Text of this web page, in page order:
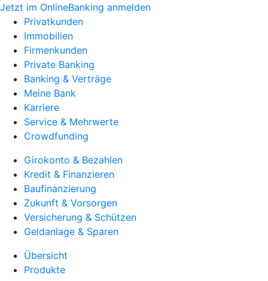
Jetzt im OnlineBanking anmelden
Privatkunden
Immobilien
Firmenkunden
Private Banking
Banking & Verträge
Meine Bank
Karriere
Service & Mehrwerte
Crowdfunding
Girokonto & Bezahlen
Kredit & Finanzieren
Baufinanzierung
Zukunft & Vorsorgen
Versicherung & Schützen
Geldanlage & Sparen
Übersicht
Produkte